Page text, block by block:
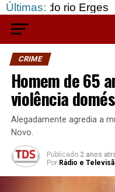
Últimas:
Erges Opinião:
CRIME
Homem de 65
violência
Alegadamente agredia a
Novo.
Publicado 2 anos
Por Rádio e